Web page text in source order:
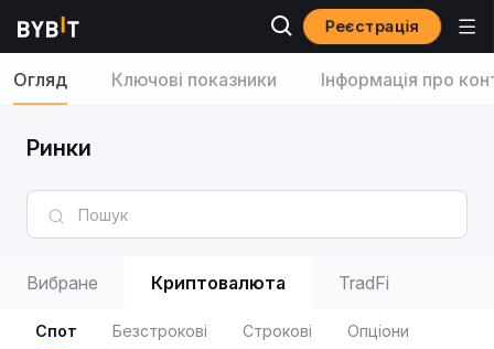
Реєстрація
Огляд Ключові показники Інформація про
Ринки
Вибране Криптовалюта TradFi
Спот Безстрокові Строкові Опціони